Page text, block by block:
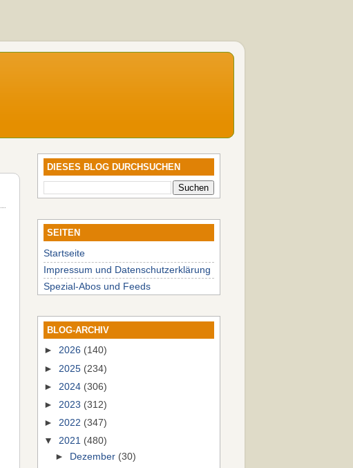
DIESES BLOG DURCHSUCHEN
SEITEN
Startseite
Impressum und Datenschutzerklärung
Spezial-Abos und Feeds
BLOG-ARCHIV
► 2026 (140)
► 2025 (234)
► 2024 (306)
► 2023 (312)
► 2022 (347)
▼ 2021 (480)
►
Dezember (30)